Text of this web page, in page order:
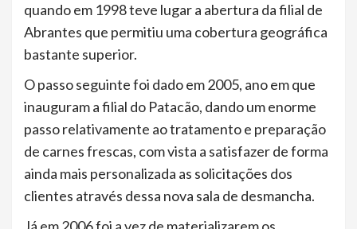
quando em 1998 teve lugar a abertura da filial de
Abrantes que permitiu uma cobertura geográfica
bastante superior.
O passo seguinte foi dado em 2005, ano em que
inauguram a filial do Patacão, dando um enorme
passo relativamente ao tratamento e preparação
de carnes frescas, com vista a satisfazer de forma
ainda mais personalizada as solicitações dos
clientes através dessa nova sala de desmancha.